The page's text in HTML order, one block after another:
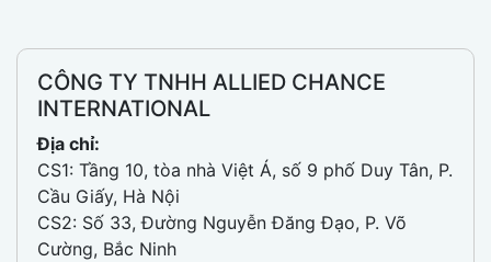
CÔNG TY TNHH ALLIED CHANCE
INTERNATIONAL
Địa chỉ:
CS1: Tầng 10, tòa nhà Việt Á, số 9 phố Duy Tân, P.
Cầu Giấy, Hà Nội
CS2: Số 33, Đường Nguyễn Đăng Đạo, P. Võ
Cường, Bắc Ninh